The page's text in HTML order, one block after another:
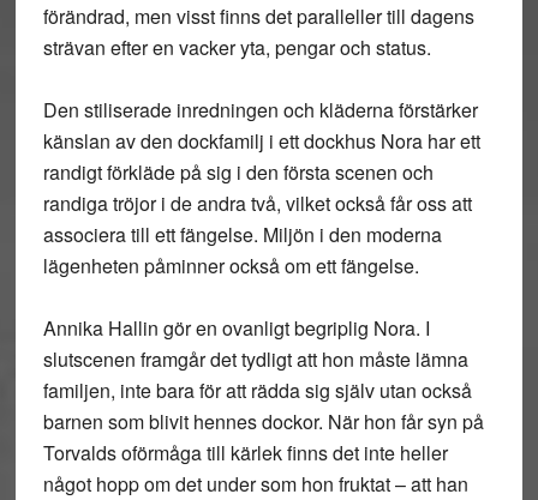
förändrad, men visst finns det paralleller till dagens
strävan efter en vacker yta, pengar och status.
Den stiliserade inredningen och kläderna förstärker
känslan av den dockfamilj i ett dockhus Nora har ett
randigt förkläde på sig i den första scenen och
randiga tröjor i de andra två, vilket också får oss att
associera till ett fängelse. Miljön i den moderna
lägenheten påminner också om ett fängelse.
Annika Hallin gör en ovanligt begriplig Nora. I
slutscenen framgår det tydligt att hon måste lämna
familjen, inte bara för att rädda sig själv utan också
barnen som blivit hennes dockor. När hon får syn på
Torvalds oförmåga till kärlek finns det inte heller
något hopp om det under som hon fruktat – att han